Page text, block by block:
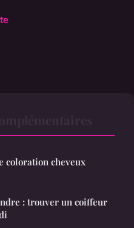
coloration cheveux
: trouver un coiffeur